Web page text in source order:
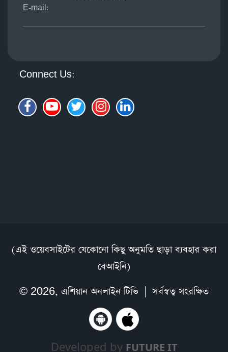
E-mail:
Connect Us:
(এই ওয়েবসাইটের যেকোনো কিছু অনুমতি ছাড়া ব্যবহার করা
বেআইনি)
© 2026, এশিয়ান অনলাইন টিভি| সর্বস্বত্ব সংরক্ষিত
Developed by FUTURE IT